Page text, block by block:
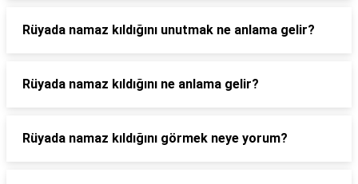
Rüyada namaz kıldığını unutmak ne anlama gelir?
Rüyada namaz kıldığını ne anlama gelir?
Rüyada namaz kıldığını görmek neye yorum?